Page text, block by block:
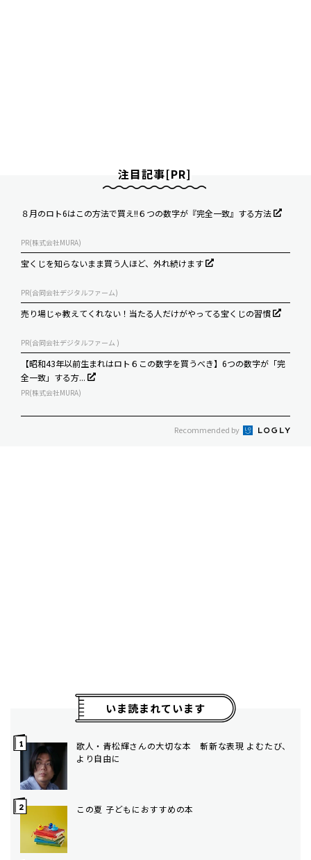
注目記事[PR]
８月のロト6はこの方法で買え!!６つの数字が『完全一致』する方法
PR(株式会社MURA)
宝くじを知らないまま買う人ほど、外れ続けます
PR(合同会社デジタルファーム)
売り場じゃ教えてくれない！当たる人だけがやってる宝くじの習慣
PR(合同会社デジタルファーム )
【昭和43年以前生まれはロト６この数字を買うべき】6つの数字が「完
全一致」する方...
PR(株式会社MURA)
Recommended by
いま読まれています
歌人・青松輝さんの大切な本 斬新な表現 よむたび、
より自由に
この夏 子どもにおすすめの本